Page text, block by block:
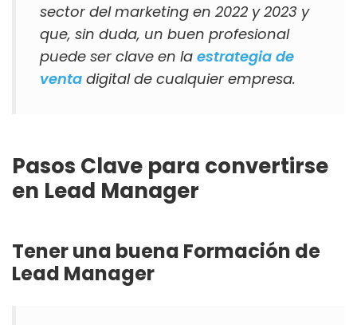
sector del marketing en 2022 y 2023 y
que, sin duda, un buen profesional
puede ser clave en la estrategia de
venta digital de cualquier empresa.
Pasos Clave para convertirse
en Lead Manager
Tener una buena Formación de
Lead Manager